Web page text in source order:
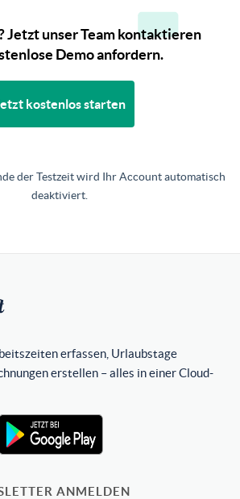
Jetzt unser Team kontaktieren
Demo anfordern.
kostenlos starten
der Testzeit wird Ihr Account automatisch
deaktiviert.
erfassen, Urlaubstage
erstellen – alles in einer Cloud-
ANMELDEN